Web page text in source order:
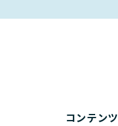
コンテンツ